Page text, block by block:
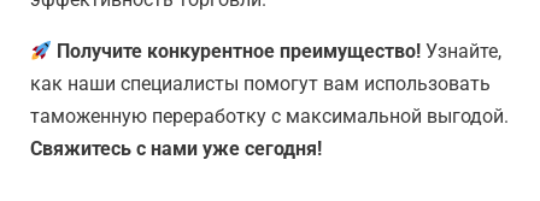
Получите конкурентное преимущество! Узнайте,
как наши специалисты помогут вам использовать
таможенную переработку с максимальной выгодой.
Свяжитесь с нами уже сегодня!